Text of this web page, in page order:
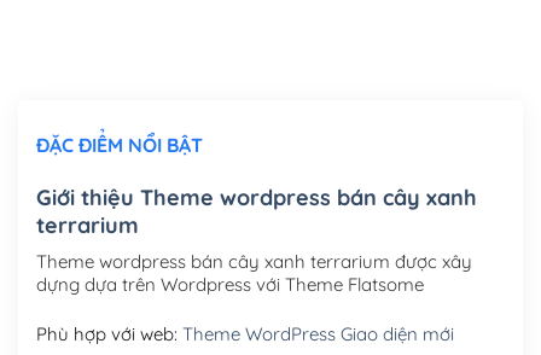
Mua thêm Host + Tên miền
Tên miền Việt Nam .vn (1 năm)
Hosting 2GB SSD (1 năm)(+450,000₫)
Hosting 3GB SSD (1 năm)(+550,000₫)
ĐẶC ĐIỂM NỔI BẬT
Giới thiệu Theme wordpress bán cây xanh
terrarium
Theme wordpress bán cây xanh terrarium được xây
dựng dựa trên Wordpress với Theme Flatsome
Phù hợp với web: Theme WordPress Giao diện mới